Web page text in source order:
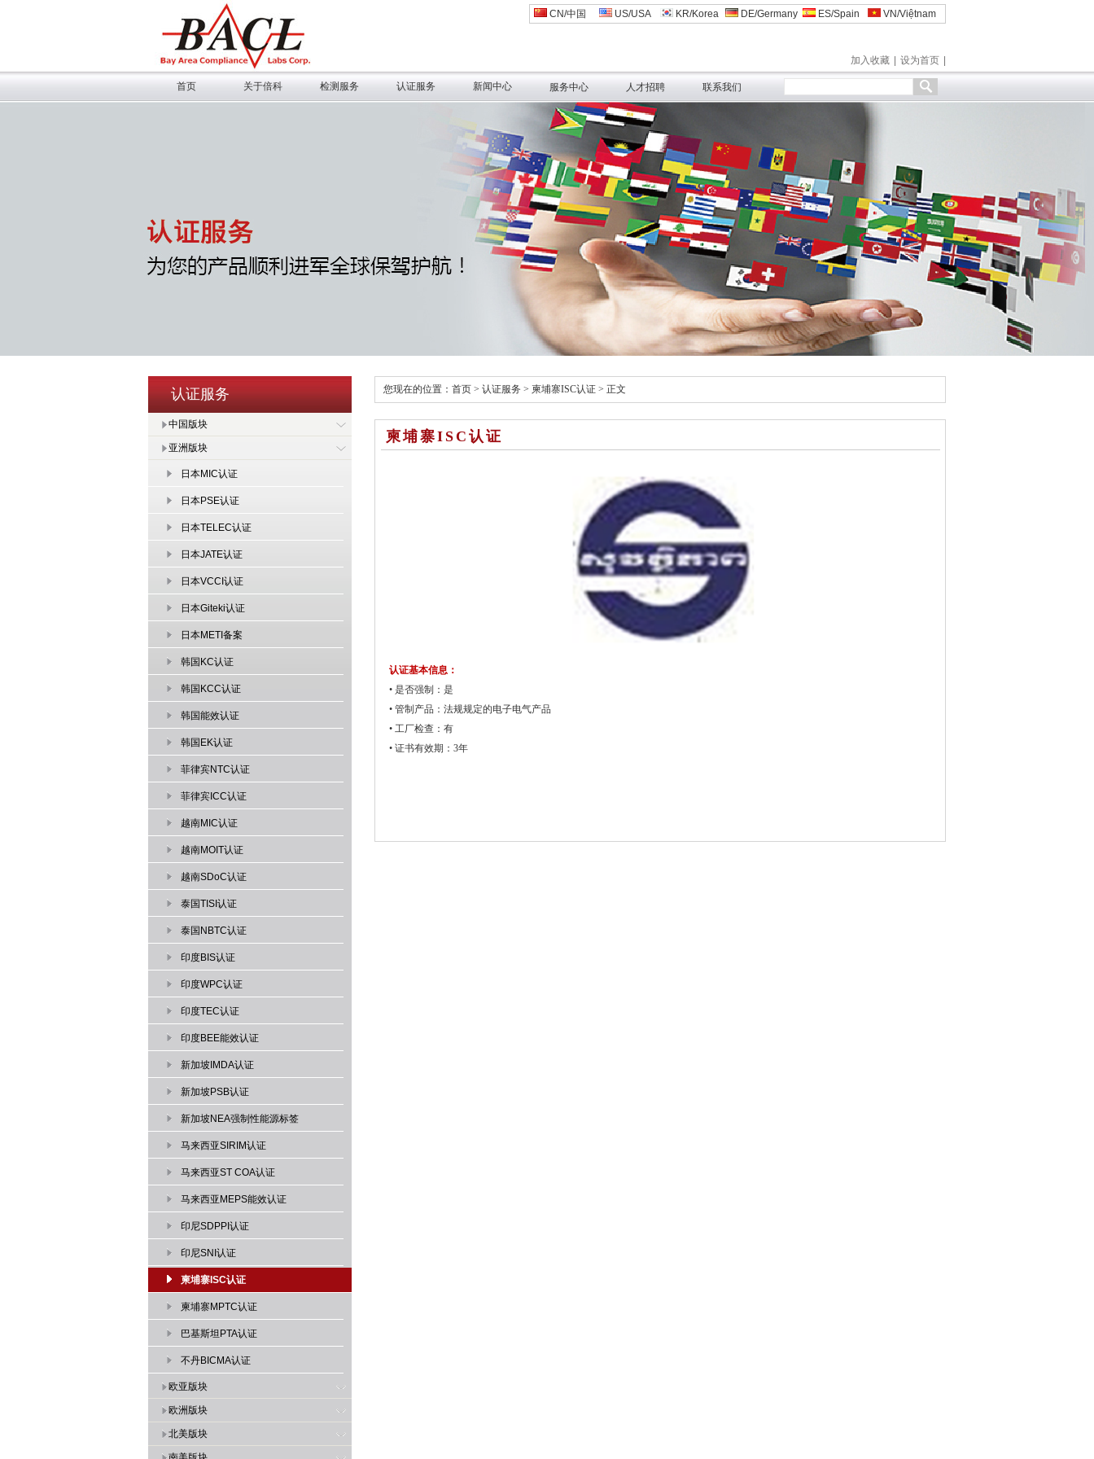
CN/中国 US/USA KR/Korea DE/Germany ES/Spain VN/Việtnam
设为首页
加入收藏
首页 关于倍科 检测服务 认证服务 新闻中心 服务中心 人才招聘 联系我们
认证服务
中国版块
亚洲版块
日本MIC认证
日本PSE认证
日本TELEC认证
日本JATE认证
日本VCCI认证
日本Giteki认证
日本METI备案
韩国KC认证
韩国KCC认证
韩国能效认证
韩国EK认证
菲律宾NTC认证
菲律宾ICC认证
越南MIC认证
越南MOIT认证
越南SDoC认证
泰国TISI认证
泰国NBTC认证
印度BIS认证
印度WPC认证
印度TEC认证
印度BEE能效认证
新加坡IMDA认证
新加坡PSB认证
新加坡NEA强制性能源标签
马来西亚SIRIM认证
马来西亚ST COA认证
马来西亚MEPS能效认证
印尼SDPPI认证
印尼SNI认证
柬埔寨ISC认证
柬埔寨MPTC认证
巴基斯坦PTA认证
不丹BICMA认证
欧亚版块
欧洲版块
北美版块
您现在的位置： 首页 > 认证服务 > 柬埔寨ISC认证 > 正文
柬埔寨ISC认证
认证基本信息：
• 是否强制：是
• 管制产品：法规规定的电子电气产品
• 工厂检查：有
• 证书有效期：3年